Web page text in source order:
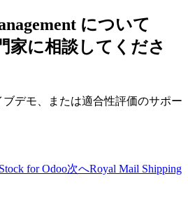
について
家に相談してくださ
デモ、または適合性評価のサポー
for Odoo次へRoyal Mail Shipping